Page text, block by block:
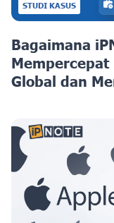
STUDI KASUS
Bagaimana
Global dan